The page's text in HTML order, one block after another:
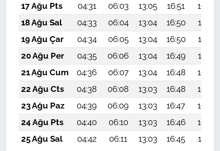
17 Ağu Pts
04:31 06:03 13:05 16:51
19:56
18 Ağu Sal
04:33 06:04 13:04 16:50
19:55
19 Ağu Çar
04:34 06:05 13:04 16:50
19:53
20 Ağu Per
04:35 06:06 13:04 16:49
19:52
21 Ağu Cum
04:36 06:07 13:04 16:48
19:50
22 Ağu Cts
04:38 06:08 13:03 16:48
19:49
23 Ağu Paz
04:39 06:09 13:03 16:47
19:48
24 Ağu Pts
04:40 06:10 13:03 16:46
19:46
25 Ağu Sal
04:42 06:11 13:03 16:45 19:45